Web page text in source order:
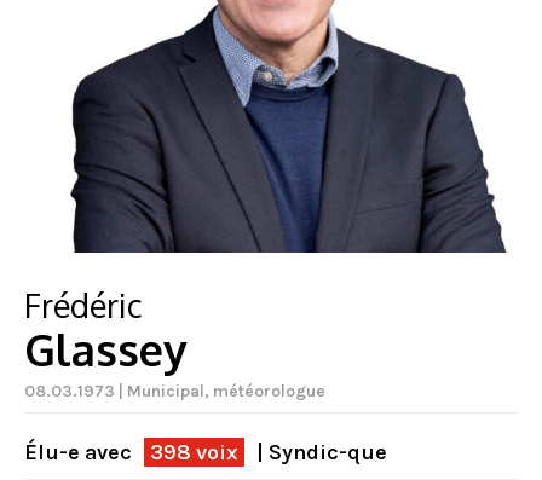
Frédéric
Glassey
08.03.1973 | Municipal, météorologue
Élu-e avec 398 voix | Syndic-que